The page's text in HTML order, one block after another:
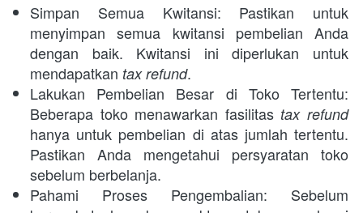
Simpan Semua Kwitansi: Pastikan untuk
menyimpan semua kwitansi pembelian Anda
dengan baik. Kwitansi ini diperlukan untuk
mendapatkan tax refund.
Lakukan Pembelian Besar di Toko Tertentu:
Beberapa toko menawarkan fasilitas tax refund
hanya untuk pembelian di atas jumlah tertentu.
Pastikan Anda mengetahui persyaratan toko
sebelum berbelanja.
Pahami Proses Pengembalian: Sebelum